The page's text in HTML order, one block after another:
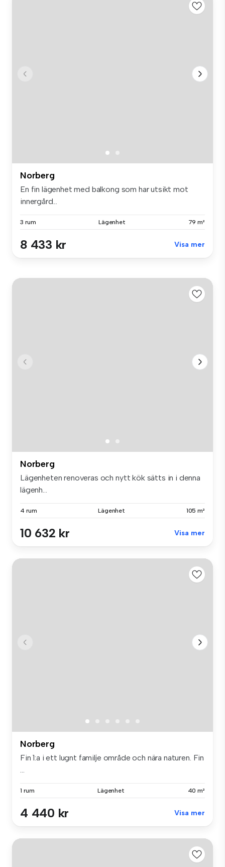
Norberg
En fin lägenhet med balkong som har utsikt mot
innergård...
3 rum Lägenhet 79 m²
8 433 kr Visa mer
Norberg
Lägenheten renoveras och nytt kök sätts in i denna
lägenh...
4 rum Lägenhet 105 m²
10 632 kr Visa mer
Norberg
Fin 1:a i ett lugnt familje område och nära naturen. Fin
...
1 rum Lägenhet 40 m²
4 440 kr Visa mer